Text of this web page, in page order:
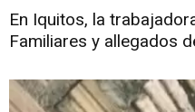
En Iquitos, la
Familiares y allegados